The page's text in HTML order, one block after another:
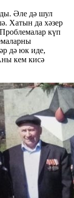
Әле дә шул
Хатын да хәзер
күп
дә юк иде,
кем кисә